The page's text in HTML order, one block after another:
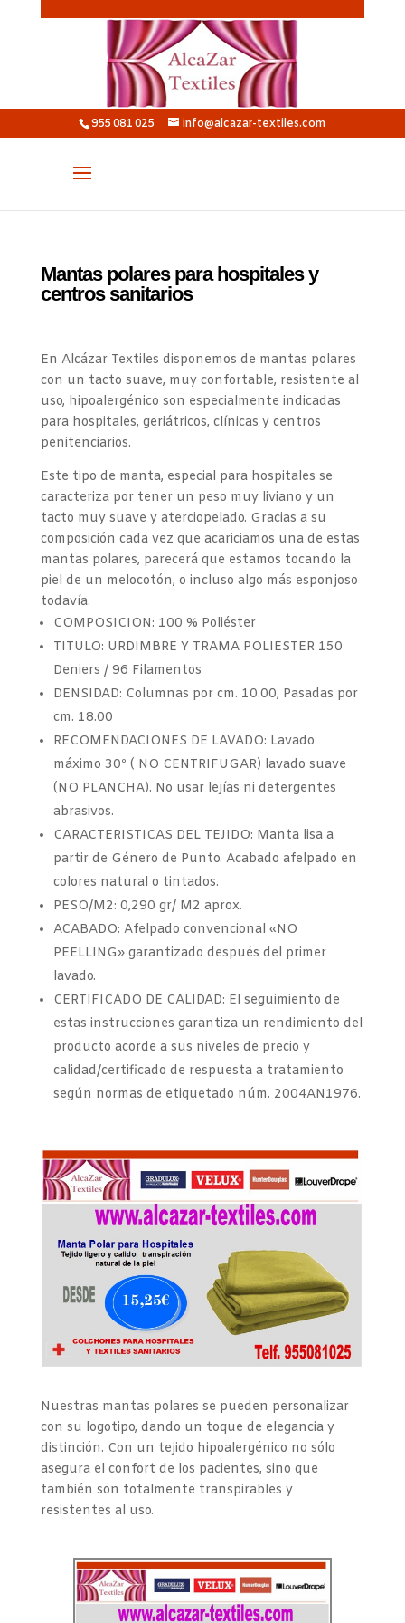
955 081 025 info@alcazar-textiles.com
Mantas polares para hospitales y
centros sanitarios
En Alcázar Textiles disponemos de mantas polares
con un tacto suave, muy confortable, resistente al
uso, hipoalergénico son especialmente indicadas
para hospitales, geriátricos, clínicas y centros
penitenciarios.
Este tipo de manta, especial para hospitales se
caracteriza por tener un peso muy liviano y un
tacto muy suave y aterciopelado. Gracias a su
composición cada vez que acariciamos una de estas
mantas polares, parecerá que estamos tocando la
piel de un melocotón, o incluso algo más esponjoso
todavía.
COMPOSICION: 100 % Poliéster
TITULO: URDIMBRE Y TRAMA POLIESTER 150
Deniers / 96 Filamentos
DENSIDAD: Columnas por cm. 10.00, Pasadas por
cm. 18.00
RECOMENDACIONES DE LAVADO: Lavado
máximo 30º ( NO CENTRIFUGAR) lavado suave
(NO PLANCHA). No usar lejías ni detergentes
abrasivos.
CARACTERISTICAS DEL TEJIDO: Manta lisa a
partir de Género de Punto. Acabado afelpado en
colores natural o tintados.
PESO/M2: 0,290 gr/ M2 aprox.
ACABADO: Afelpado convencional «NO
PEELLING» garantizado después del primer
lavado.
CERTIFICADO DE CALIDAD: El seguimiento de
estas instrucciones garantiza un rendimiento del
producto acorde a sus niveles de precio y
calidad/certificado de respuesta a tratamiento
según normas de etiquetado núm. 2004AN1976.
Nuestras mantas polares se pueden personalizar
con su logotipo, dando un toque de elegancia y
distinción. Con un tejido hipoalergénico no sólo
asegura el confort de los pacientes, sino que
también son totalmente transpirables y
resistentes al uso.